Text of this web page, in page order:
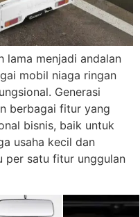
lama menjadi andalan
mobil niaga ringan
Generasi
berbagai fitur yang
bisnis, baik untuk
usaha kecil dan
per satu fitur unggulan